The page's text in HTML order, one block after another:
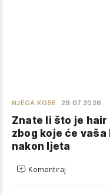
NJEGA KOSE 29.07.2026.
Znate li što je
zbog koje će
nakon ljeta
Komentiraj